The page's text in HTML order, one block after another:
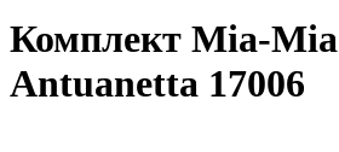
Комплект Mia-Mia
Antuanetta 17006